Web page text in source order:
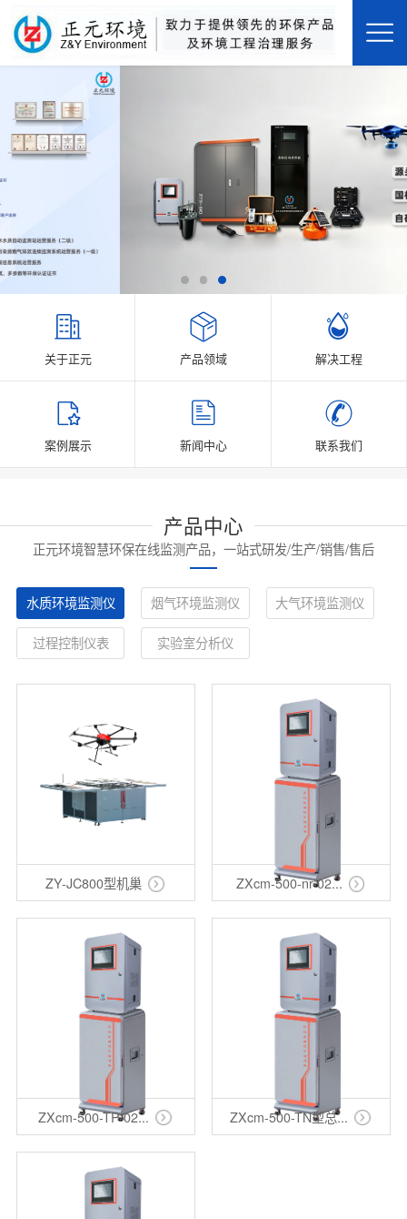
关于正元 产品领域 解决工程
案例展示 新闻中心 联系我们
产品中心
正元环境智慧环保在线监测产品，一站式研发/生产/销售/售后
水质环境监测仪 烟气环境监测仪 大气环境监测仪
过程控制仪表 实验室分析仪
ZY-JC800型机巢 ZXcm-500-nr-02...
ZXcm-500-TP-02... ZXcm-500-TN型总...